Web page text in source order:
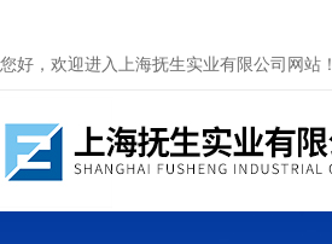
您好，欢迎进入上海抚生实业有限公司网站！